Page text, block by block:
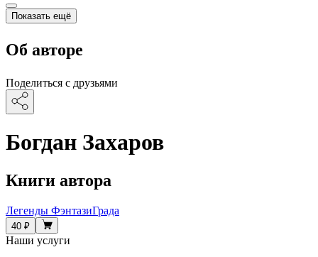
Показать ещё
Об авторе
Поделиться с друзьями
Богдан Захаров
Книги автора
Легенды ФэнтазиГрада
40 ₽
Наши услуги